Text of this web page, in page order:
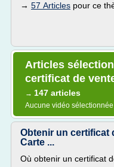
→ 57 Articles pour ce
Articles
certificat de
→ 147 articles
Aucune vidéo
Obtenir un certificat
Carte ...
Où obtenir un certificat